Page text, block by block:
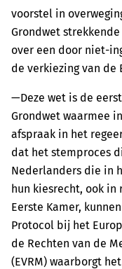
voorstel in
Grondwet
over een door niet-
de verkiezing van de
—Deze wet is de
Grondwet waarmee
afspraak in het
dat het stemproces
Nederlanders die in
hun kiesrecht, ook
Eerste Kamer,
Protocol bij het
de Rechten van de
(EVRM) waarborgt